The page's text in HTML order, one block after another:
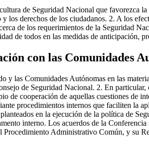
de Seguridad Nacional que favorezca
los derechos de los ciudadanos. 2. A los
de los requerimientos de la Seguridad
de todos en las medidas de anticipación,
con las Comunidades
y las Comunidades Autónomas en las
de Seguridad Nacional. 2. En
de cooperación de aquellas cuestiones de
procedimientos internos que faciliten la
en la ejecución de la política de
interno. Los acuerdos de la
Procedimiento Administrativo Común, y su